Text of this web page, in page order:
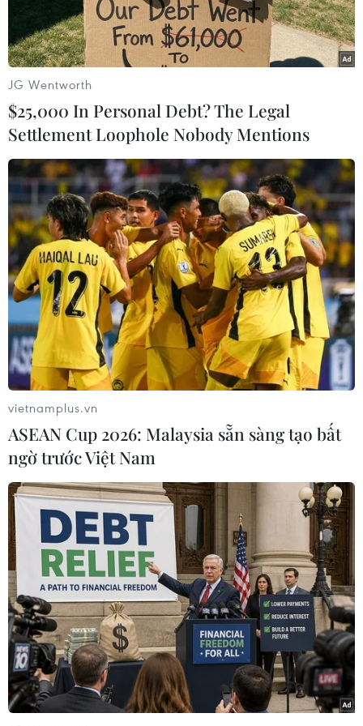
Hải quân Singapore và Indonesia đã kết thúc cuộc tập trận
chung lần thứ 26 mang tên Eagle Indopura, kéo dài từ ngày 13-
21/9. (Nguồn: nasional.okezone.com)
Phóng viên TTXVN tại Singapore dẫn thông báo
của Bộ Quốc phòng nước này cho biết Hải quân
Singapore và Indonesia đã kết thúc cuộc tập
trận chung lần thứ 26 mang tên Eagle Indopura,
kéo dài từ ngày 13-21/9.
Tập trận Eagle Indopura được bắt đầu từ 1974
và là cuộc tập trận song phương dài nhất của
Lực lượng vũ trang Singapore với quân đội
nước ngoài.
Trong tập trận năm nay, hai bên triển khai giai
đoạn lên kế hoạch thông qua hình thức trực
tuyến và sau đó triển khai các hoạt động tập
trận trên thực địa, nhưng không tiếp xúc, trong
vùng biển của Indonesia.
[Singapore âm thầm hiện đại hóa quân đội
thế hệ tiếp theo]
Hải quân Singapore cử 1 tàu khu trục RSS
Tenacious lớp Formidable, 1 tàu tuần tra ven bờ
JG Wentworth
$25,000 In Personal Debt? The Legal
Settlement Loophole Nobody Mentions
vietnamplus.vn
ASEAN Cup 2026: Malaysia sẵn sàng tạo bất
ngờ trước Việt Nam